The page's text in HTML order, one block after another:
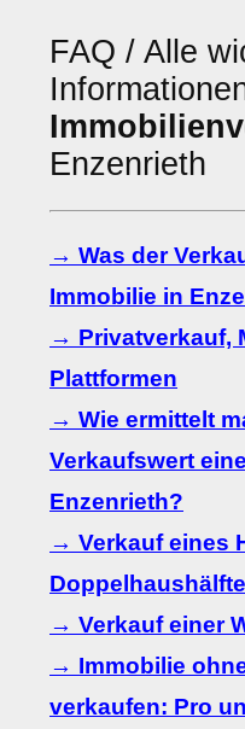
FAQ / Alle
Enzenrieth
→ Was der
Immobilie in
→ Privatverkauf,
Plattformen
→ Wie ermittelt
Verkaufswert
Enzenrieth?
→ Verkauf eines
Doppelhaushälfte
→ Verkauf einer
→ Immobilie
verkaufen: Pro